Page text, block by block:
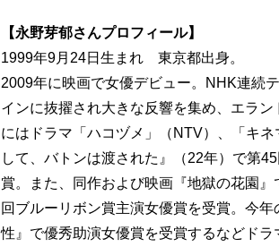
【永野芽郁さんプロフィール】
1999年9月24日生まれ 東京都出身。
2009年に映画で女優デビュー。NHK連続
インに抜擢され大きな反響を集め、エラ
にはドラマ「ハコヅメ」（NTV）、「キ
して、バトンは渡された』（22年）で第
賞。また、同作および映画『地獄の花園
回ブルーリボン賞主演女優賞を受賞。今
性』で優秀助演女優賞を受賞するなどド